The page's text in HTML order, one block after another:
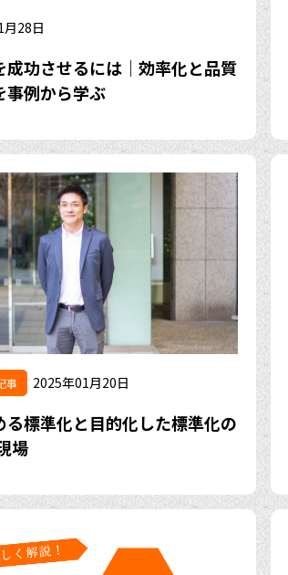
28日
成功させるには｜効率化と品質
事例から学ぶ
事 2025年01月20日
る標準化と目的化した標準化の
場